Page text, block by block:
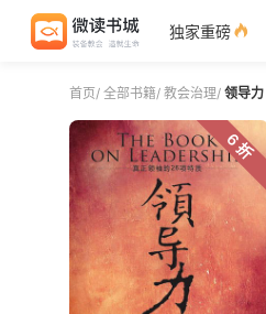
独家重磅
首页/ 全部书籍/ 教会治理/ 领导力
6 折